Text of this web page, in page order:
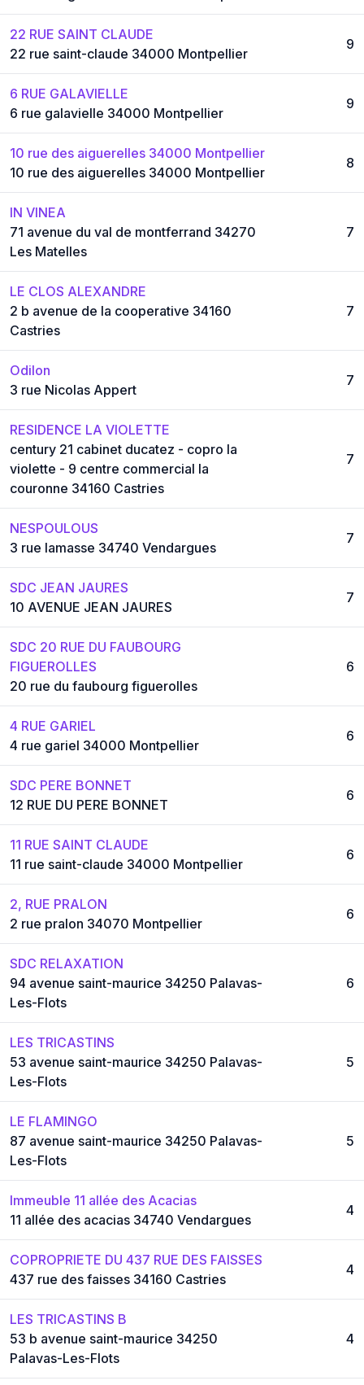
22 RUE SAINT CLAUDE
22 rue saint-claude 34000 Montpellier
9
6 RUE GALAVIELLE
6 rue galavielle 34000 Montpellier
9
10 rue des aiguerelles 34000 Montpellier
10 rue des aiguerelles 34000 Montpellier
8
IN VINEA
71 avenue du val de montferrand 34270
Les Matelles
7
LE CLOS ALEXANDRE
2 b avenue de la cooperative 34160
Castries
7
Odilon
3 rue Nicolas Appert
7
RESIDENCE LA VIOLETTE
century 21 cabinet ducatez - copro la
violette - 9 centre commercial la
couronne 34160 Castries
7
NESPOULOUS
3 rue lamasse 34740 Vendargues
7
SDC JEAN JAURES
10 AVENUE JEAN JAURES
7
SDC 20 RUE DU FAUBOURG
FIGUEROLLES
20 rue du faubourg figuerolles
6
4 RUE GARIEL
4 rue gariel 34000 Montpellier
6
SDC PERE BONNET
12 RUE DU PERE BONNET
6
11 RUE SAINT CLAUDE
11 rue saint-claude 34000 Montpellier
6
2, RUE PRALON
2 rue pralon 34070 Montpellier
6
SDC RELAXATION
94 avenue saint-maurice 34250 Palavas-
Les-Flots
6
LES TRICASTINS
53 avenue saint-maurice 34250 Palavas-
Les-Flots
5
LE FLAMINGO
87 avenue saint-maurice 34250 Palavas-
Les-Flots
5
Immeuble 11 allée des Acacias
11 allée des acacias 34740 Vendargues
4
COPROPRIETE DU 437 RUE DES FAISSES
437 rue des faisses 34160 Castries
4
LES TRICASTINS B
53 b avenue saint-maurice 34250
Palavas-Les-Flots
4